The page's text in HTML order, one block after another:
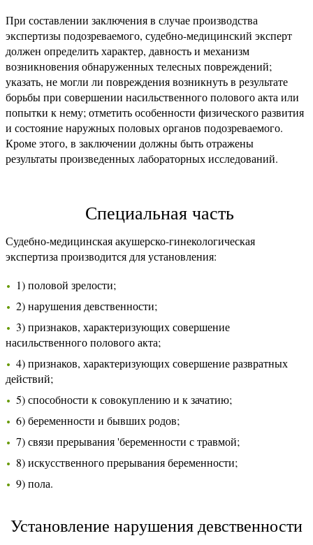
При составлении заключения в случае производства
экспертизы подозреваемого, судебно-медицинский эксперт
должен определить характер, давность и механизм
возникновения обнаруженных телесных повреждений;
указать, не могли ли повреждения возникнуть в результате
борьбы при совершении насильственного полового акта или
попытки к нему; отметить особенности физического развития
и состояние наружных половых органов подозреваемого.
Кроме этого, в заключении должны быть отражены
результаты произведенных лабораторных исследований.
Специальная часть
Судебно-медицинская акушерско-гинекологическая
экспертиза производится для установления:
1) половой зрелости;
2) нарушения девственности;
3) признаков, характеризующих совершение
насильственного полового акта;
4) признаков, характеризующих совершение развратных
действий;
5) способности к совокуплению и к зачатию;
6) беременности и бывших родов;
7) связи прерывания 'беременности с травмой;
8) искусственного прерывания беременности;
9) пола.
Установление нарушения девственности